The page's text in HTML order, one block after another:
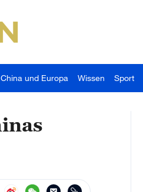
China und Europa Wissen Sport